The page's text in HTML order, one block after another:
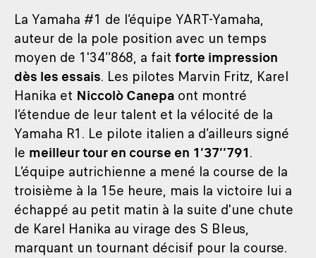
La Yamaha #1 de l’équipe YART-Yamaha,
auteur de la pole position avec un temps
moyen de 1'34’’868, a fait forte impression
dès les essais. Les pilotes Marvin Fritz, Karel
Hanika et Niccolò Canepa ont montré
l’étendue de leur talent et la vélocité de la
Yamaha R1. Le pilote italien a d’ailleurs signé
le meilleur tour en course en 1’37’’791.
L’équipe autrichienne a mené la course de la
troisième à la 15e heure, mais la victoire lui a
échappé au petit matin à la suite d'une chute
de Karel Hanika au virage des S Bleus,
marquant un tournant décisif pour la course.